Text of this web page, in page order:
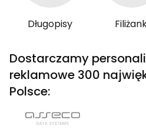
Długopisy
Dostarczamy
reklamowe 300
Polsce: